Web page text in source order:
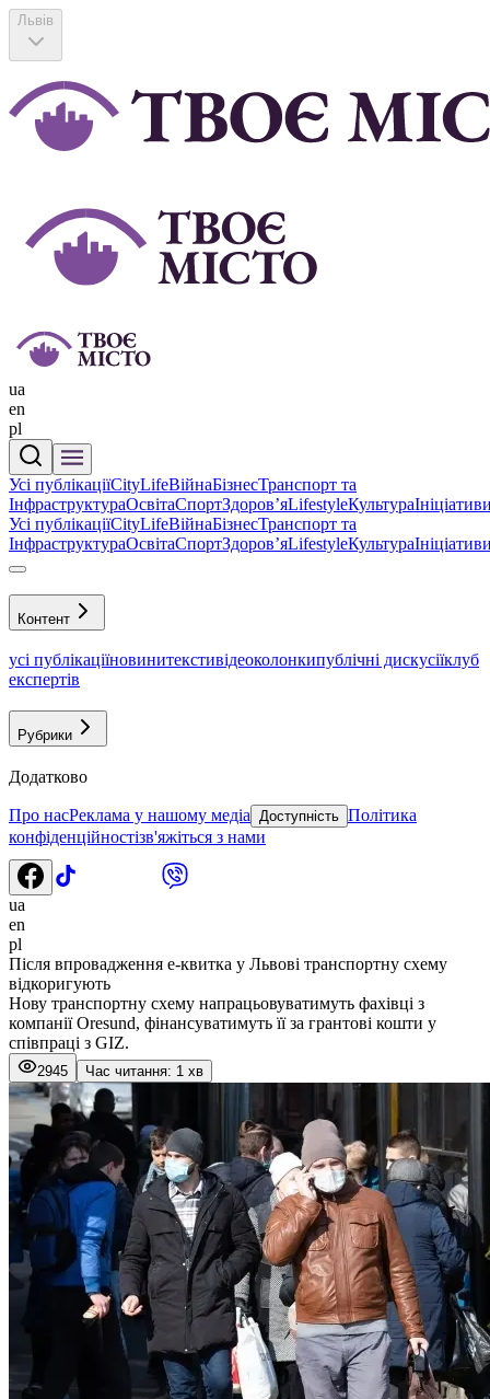
Львів
ua
en
pl
Усі публікаціїCityLifeВійнаБізнесТранспорт та
ІнфраструктураОсвітаСпортЗдоровʼяLifestyleКультура
Усі публікаціїCityLifeВійнаБізнесТранспорт та
ІнфраструктураОсвітаСпортЗдоровʼяLifestyleКультура
Контент
усі публікаціїновинитекстивідеоколонкипублічні дискусіїклуб
експертів
Рубрики
Додатково
Про насРеклама у нашому медіа Доступність Політика
конфіденційностізв'яжіться з нами
ua
en
pl
Після впровадження е-квитка у Львові транспортну схему
відкоригують
Нову транспортну схему напрацьовуватимуть фахівці з
компанії Oresund, фінансуватимуть її за грантові кошти у
співпраці з GIZ.
2945 Час читання: 1 хв